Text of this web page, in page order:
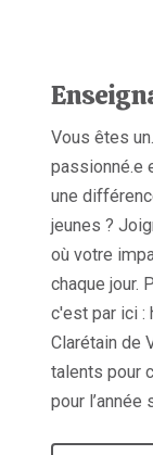
Vous êtes
passionné.e
une
jeunes ?
où votre
chaque jour.
c'est par ici :
Clarétain de
talents pour
pour l’année